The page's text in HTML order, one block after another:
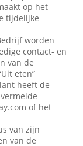
op het
tijdelijke
worden
contact- en
van de
eten”
heeft de
of het
van zijn
van de